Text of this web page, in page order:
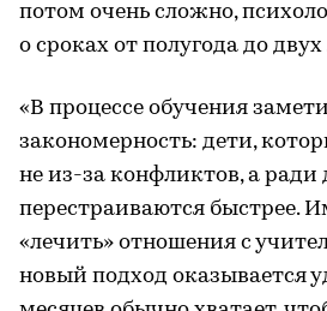
потом очень сложно,
о сроках от полугода до двух
«В процессе обучения
закономерность: дети,
не из-за конфликтов, а ради
перестраиваются быстрее.
«лечить» отношения с
новый подход оказывается